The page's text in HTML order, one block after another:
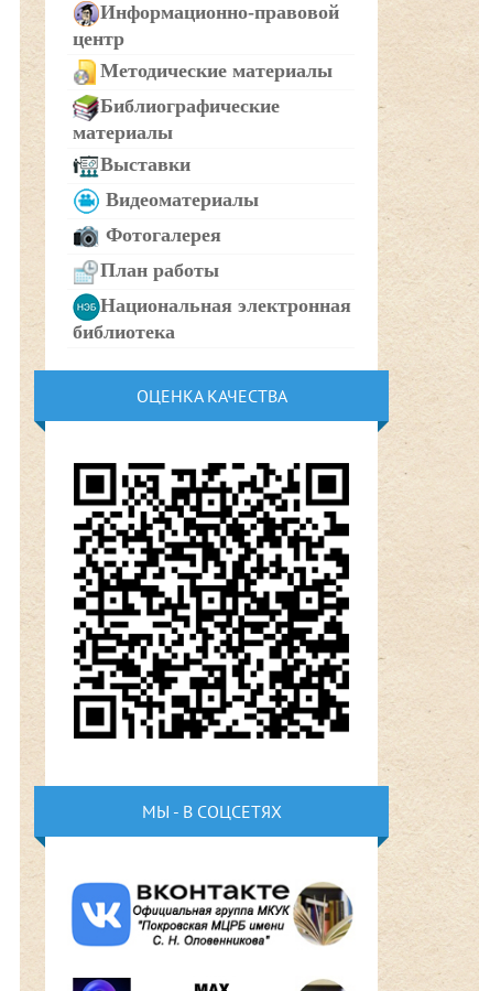
Информационно-правовой
центр
Методические материалы
Библиографические
материалы
Выставки
Видеоматериалы
Фотогалерея
План работы
Национальная электронная
библиотека
ОЦЕНКА КАЧЕСТВА
МЫ - В СОЦСЕТЯХ